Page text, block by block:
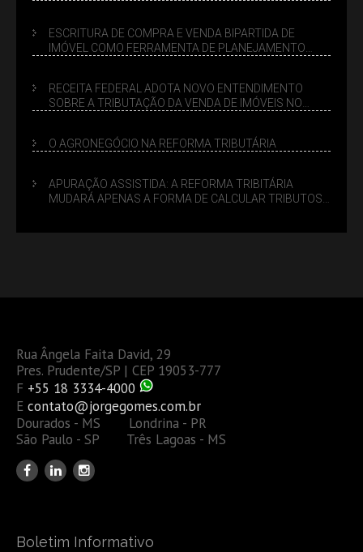
ESCRITURA DE COMPRA E VENDA BIPARTIDA DE
IMÓVEL COMO FERRAMENTA DE PLANEJAMENTO
RECEITA FEDERAL ADOTA NOVO ENTENDIMENTO
SOBRE A TRIBUTAÇÃO DA VENDA DE IMÓVEIS NO
O AGRONEGÓCIO NA REFORMA TRIBUTÁRIA
APURAÇÃO ASSISTIDA: A REFORMA TRIBITÁRIA
MUDARÁ APENAS A FORMA DE CALCULAR TRIBUTOS
Rua Ângela Faita David, 29
Pres. Prudente/SP | CEP 19053-777
F +55 18 3334-4000
E contato@jorgegomes.com.br
Dourados - MS Londrina - PR
São Paulo - SP Três Lagoas - MS
Boletim Informativo